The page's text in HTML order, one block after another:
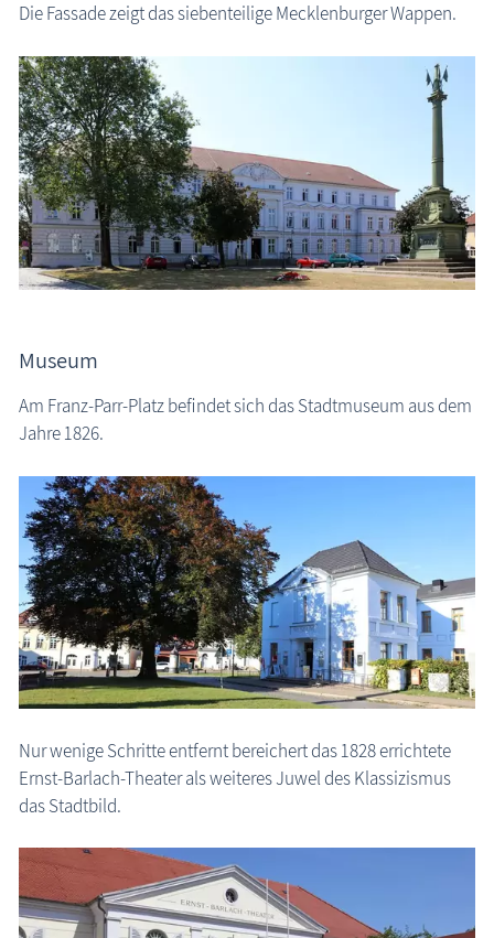
Die Fassade zeigt das siebenteilige Mecklenburger Wappen.
Museum
Am Franz-Parr-Platz befindet sich das Stadtmuseum aus dem
Jahre 1826.
Nur wenige Schritte entfernt bereichert das 1828 errichtete
Ernst-Barlach-Theater als weiteres Juwel des Klassizismus
das Stadtbild.